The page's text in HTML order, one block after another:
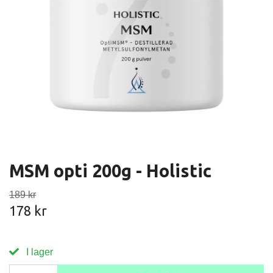
MSM opti 200g - Holistic
189 kr
178 kr
I lager